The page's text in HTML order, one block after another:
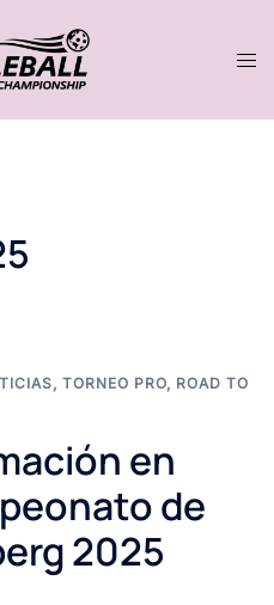
, TORNEO PRO, ROAD TO
en
de
2025